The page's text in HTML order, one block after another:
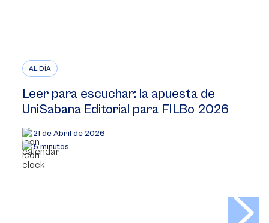
AL DÍA
Leer para escuchar: la apuesta de
UniSabana Editorial para FILBo 2026
21 de Abril de 2026
5 minutos